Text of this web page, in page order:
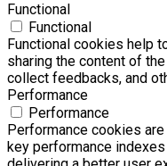
Functional
Functional
Functional cookies help
sharing the content of
collect feedbacks, and
Performance
Performance
Performance cookies
key performance